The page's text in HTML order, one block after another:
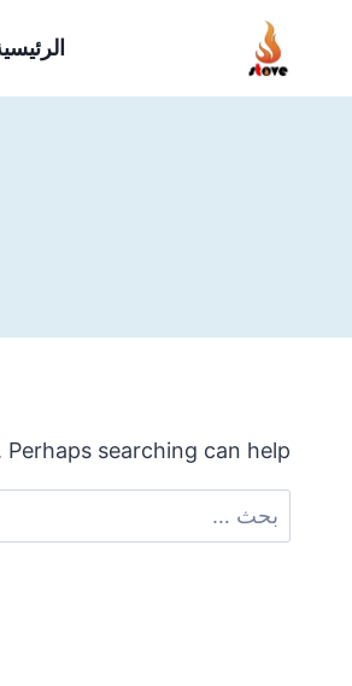
المحتوى
searching can help.
عن: